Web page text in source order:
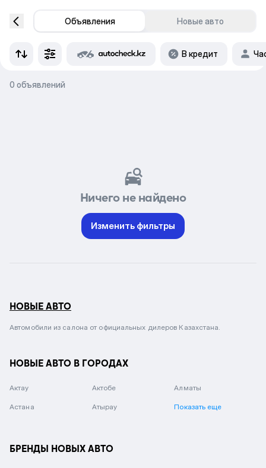
Объявления Новые авто
В кредит
0 объявлений
Ничего не найдено
Изменить фильтры
НОВЫЕ АВТО
Автомобили из салона от официальных дилеров Казахстана.
НОВЫЕ АВТО В ГОРОДАХ
Актау Актобе Алматы
Астана Атырау Показать еще
БРЕНДЫ НОВЫХ АВТО